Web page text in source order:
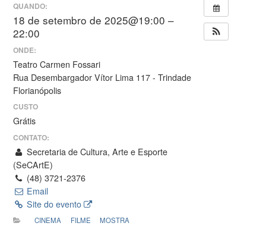
QUANDO:
18 de setembro de 2025@19:00 –
22:00
ONDE:
Teatro Carmen Fossari
Rua Desembargador Vítor Lima 117 - Trindade
Florianópolis
CUSTO
Grátis
CONTATO:
Secretaria de Cultura, Arte e Esporte
(SeCArtE)
(48) 3721-2376
Email
Site do evento
CINEMA FILME MOSTRA